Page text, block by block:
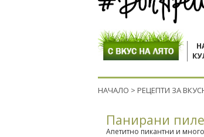
НАЧАЛО > РЕЦЕПТИ ЗА
Панирани
Апетитно пикантни и